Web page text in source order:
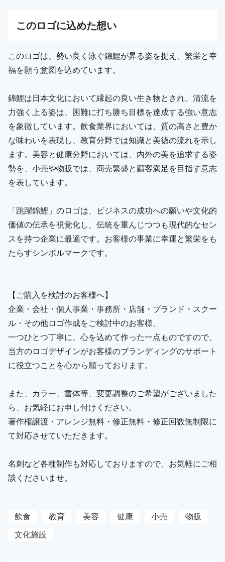
このロゴに込めた想い
このロゴは、勢い良く泳ぐ錦鯉が昇る姿を捉え、繁栄と幸
福を願う意図を込めています。
錦鯉は日本文化において縁起の良い生き物とされ、清流を
力強く上る姿は、困難に打ち勝ち目標を達成する強い意志
を象徴しています。飲食業界においては、質の高さと豊か
な味わいを表現し、教育分野では知識と美徳の流れを示し
ます。美容と健康分野においては、内外の美を追求する姿
勢を、小売や物販では、商売繁盛と顧客満足を目指す意志
を表しています。
「跳躍錦鯉」のロゴは、ビジネスの成功への願いや文化的
価値の伝承を視覚化し、伝統を重んじつつも現代的なセン
スを持つ企業に最適です。お客様の事業に幸運と繁栄をも
たらすシンボルマークです。
【ご購入を検討のお客様へ】
企業・会社・個人事業・事務所・店舗・ブランド・スクー
ル・その他ロゴ作成をご検討中のお客様、
一つひとつ丁寧に、心を込めて作った一点ものですので、
当方のロゴデザインがお客様のブランディングのサポート
に役立つことを心から願っております。
また、カラー、書体等、変更調整のご希望がございました
ら、お気軽にお申し付けください。
著作権譲渡・アレンジ無料・修正無料・修正回数無制限に
て対応させていただきます。
名刺など各種制作も対応しておりますので、お気軽にご相
談くださいませ。
飲食 教育 美容 健康 小売
物販
文化施設